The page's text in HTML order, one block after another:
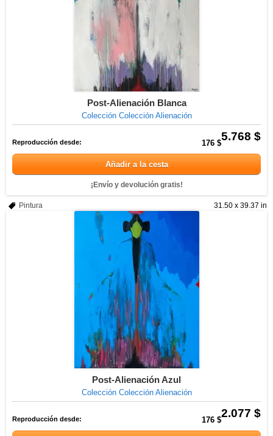
Post-Alienación Blanca
Colección Colección Alienación
5.768 $
Reproducción desde: 176 $
Añadir a la cesta
¡Envío y devolución gratis!
31.50 x 39.37 in
Pintura
Post-Alienación Azul
Colección Colección Alienación
2.077 $
Reproducción desde: 176 $